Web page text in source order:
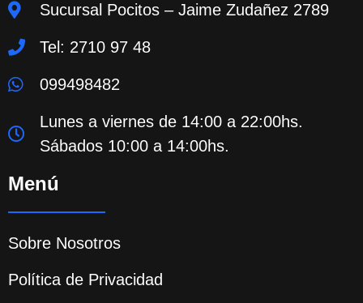
Sucursal Pocitos – Jaime Zudañez 2789
Tel: 2710 97 48
099498482
Lunes a viernes de 14:00 a 22:00hs.
Sábados 10:00 a 14:00hs.
Menú
Sobre Nosotros
Política de Privacidad